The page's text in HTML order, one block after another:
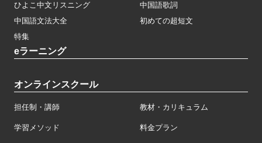
ひよこ中文リスニング
中国語歌詞
中国語文法大全
初めての超短文
特集
eラーニング
オンラインスクール
担任制・講師 教材・カリキュラム
学習メソッド 料金プラン